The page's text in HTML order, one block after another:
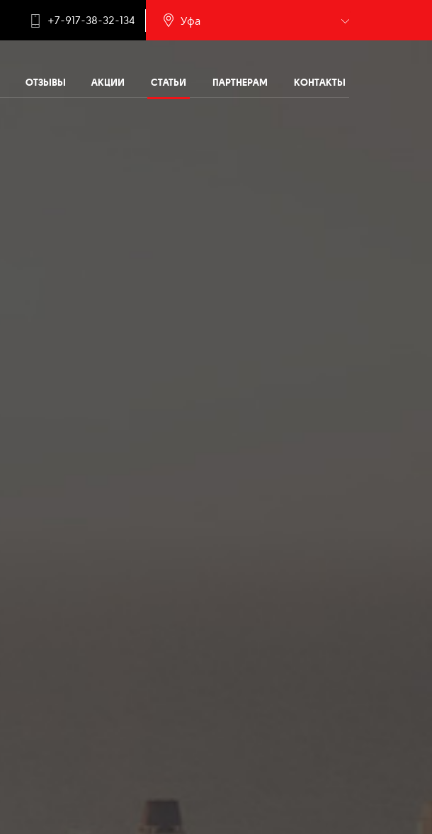
+7-917-38-32-134 Уфа
Белгород
ОТЗЫВЫ АКЦИИ СТАТЬИ ПАРТНЕРАМ КОНТАКТЫ